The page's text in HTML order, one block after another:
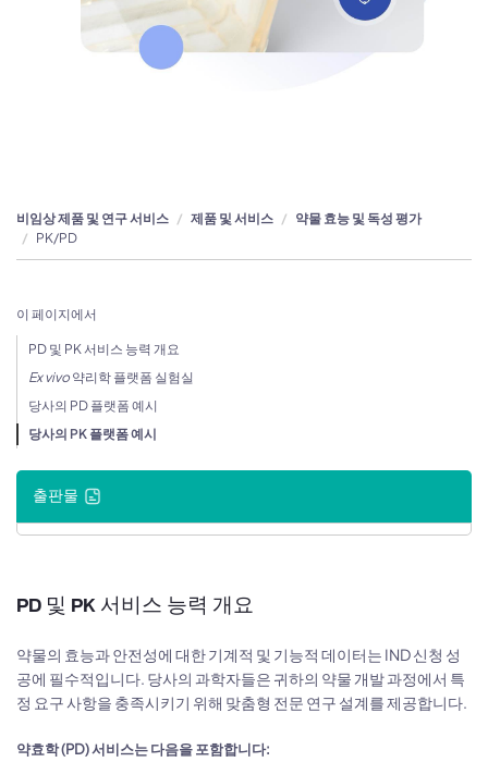
비임상 제품 및 연구 서비스 제품 및 서비스
약물 효능 및 독성 평가
PK/PD
이 페이지에서
PD 및 PK 서비스 능력 개요
Ex vivo 약리학 플랫폼 실험실
당사의 PD 플랫폼 예시
당사의 PK 플랫폼 예시
출판물
PD 및 PK 서비스 능력 개요
약물의 효능과 안전성에 대한 기계적 및 기능적 데이터는 IND 신청 성
공에 필수적입니다. 당사의 과학자들은 귀하의 약물 개발 과정에서 특
정 요구 사항을 충족시키기 위해 맞춤형 전문 연구 설계를 제공합니다.
약효학 (PD) 서비스는 다음을 포함합니다: